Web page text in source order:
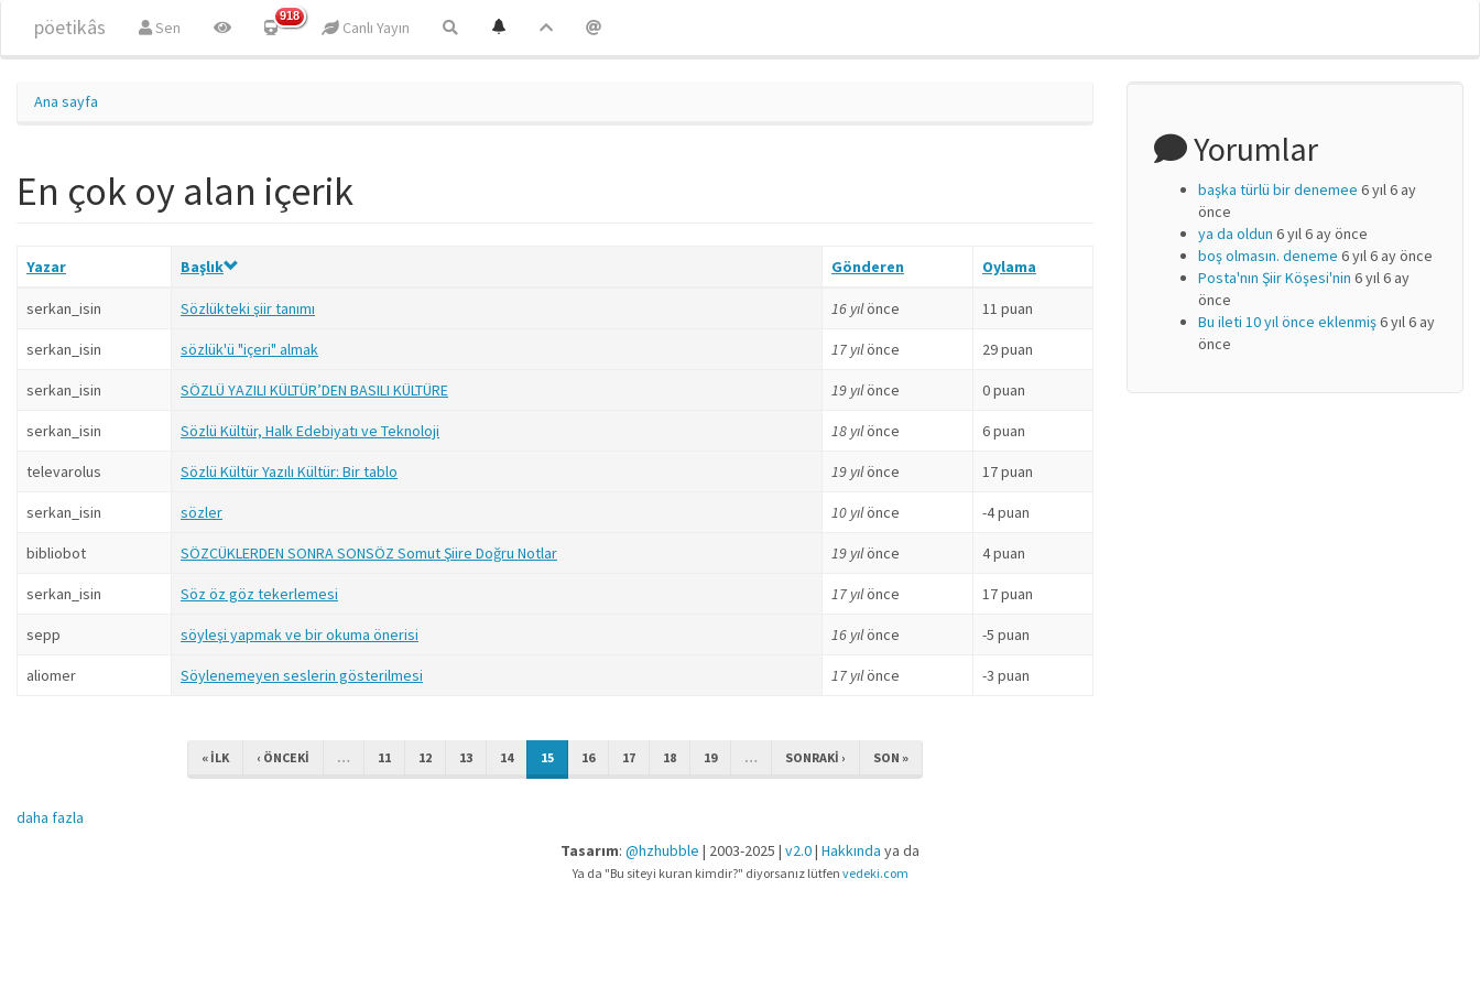
pöetikâs Sen
918
Canlı Yayın
Ana sayfa
En çok oy alan içerik
Yazar Başlık Gönderen Oylama
serkan_isin Sözlükteki şiir tanımı 16 yılönce 11 puan
serkan_isin sözlük'ü "içeri" almak 17 yılönce 29 puan
serkan_isin SÖZLÜ YAZILI KÜLTÜR’DEN BASILI KÜLTÜRE 19 yılönce 0 puan
serkan_isin Sözlü Kültür, Halk Edebiyatı ve Teknoloji 18 yılönce 6 puan
televarolus Sözlü Kültür Yazılı Kültür: Bir tablo 19 yılönce 17 puan
serkan_isin sözler 10 yılönce -4 puan
bibliobot SÖZCÜKLERDEN SONRA SONSÖZ Somut Şiire Doğru Notlar 19 yılönce 4 puan
serkan_isin Söz öz göz tekerlemesi 17 yılönce 17 puan
sepp söyleşi yapmak ve bir okuma önerisi 16 yılönce -5 puan
aliomer Söylenemeyen seslerin gösterilmesi 17 yılönce -3 puan
« ILK ‹ ÖNCEKI … 11 12 13 14 15 16 17 18 19 … SONRAKI › SON »
daha fazla
Yorumlar
başka türlü bir denemee 6 yıl 6 ay
önce
ya da oldun 6 yıl 6 ay önce
boş olmasın. deneme 6 yıl 6 ay önce
Posta'nın Şiir Köşesi'nin 6 yıl 6 ay
önce
Bu ileti 10 yıl önce eklenmiş6 yıl 6 ay
önce
Tasarım: @hzhubble | 2003-2025 | v2.0| Hakkında ya da
Ya da "Bu siteyi kuran kimdir?" diyorsanız lütfen vedeki.com